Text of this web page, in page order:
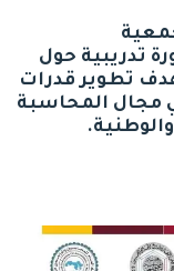
تدريبية حول
تطوير قدرات
مجال المحاسبة